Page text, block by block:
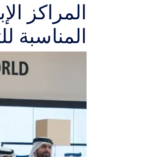
المراكز
المناسبة